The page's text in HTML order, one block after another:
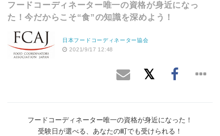
フードコーディネーター唯一の資格が身近になっ
た！今だからこそ“食”の知識を深めよう！
日本フードコーディネーター協会
2021/9/17 12:48
フードコーディネーター唯一の資格が身近になった！
受験日が選べる、あなたの町でも受けられる！